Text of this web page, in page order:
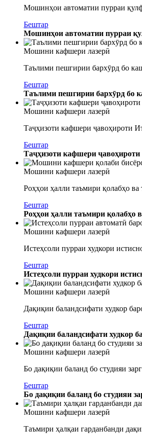
Мошинҳои автоматии пурраи
Бештар
Мошинҳои автоматии пурраи
Мошини кафшери лазерӣ
Таълими пешгирии бархӯрд бо
Бештар
Таълими пешгирии бархӯрд бо
Мошини кафшери лазерӣ
Таҷҳизоти кафшери ҷавоҳироти
Бештар
Таҷҳизоти кафшери ҷавоҳироти
Мошини кафшери лазерӣ
Роҳҳои ҳалли таъмири қолабҳо
Бештар
Роҳҳои ҳалли таъмири қолабҳо
Мошини кафшери лазерӣ
Истеҳсоли пурраи худкори
Бештар
Истеҳсоли пурраи худкори
Мошини кафшери лазерӣ
Дақиқии баландсифати худкор
Бештар
Дақиқии баландсифати худкор
Мошини кафшери лазерӣ
Бо дақиқии баланд бо студияи
Бештар
Бо дақиқии баланд бо студияи
Мошини кафшери лазерӣ
Таъмири ҳалқаи гарданбанди